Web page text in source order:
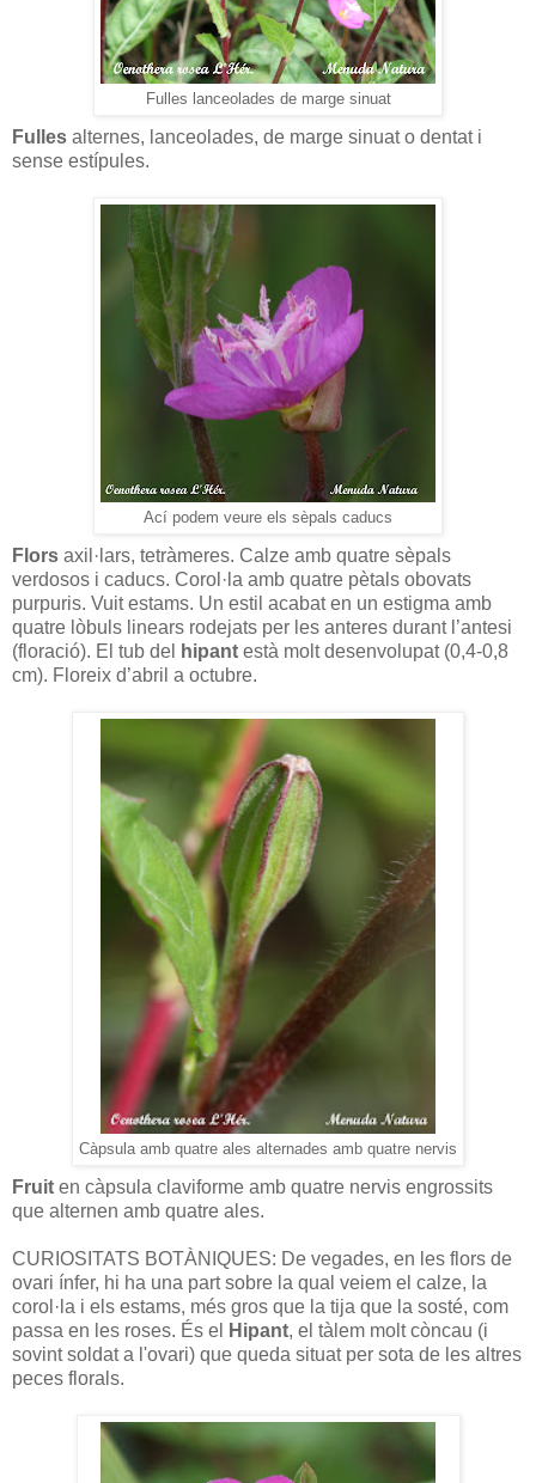
Fulles lanceolades de marge sinuat
Fulles alternes, lanceolades, de marge sinuat o dentat i
sense estípules.
Ací podem veure els sèpals caducs
Flors axil·lars, tetràmeres. Calze amb quatre sèpals
verdosos i caducs. Corol·la amb quatre pètals obovats
purpuris. Vuit estams. Un estil acabat en un estigma amb
quatre lòbuls linears rodejats per les anteres durant l’antesi
(floració). El tub del
hipant està molt desenvolupat (0,4-0,8
cm). Floreix d’abril a octubre.
Càpsula amb quatre ales alternades amb quatre nervis
Fruit en càpsula claviforme amb quatre nervis engrossits
que alternen amb quatre ales.
CURIOSITATS BOTÀNIQUES: De vegades, en les flors de
ovari ínfer, hi ha una part sobre la qual veiem el calze, la
corol·la i els estams, més gros que la tija que la sosté, com
passa en les roses. És el
Hipant, el tàlem molt còncau (i
sovint soldat a l'ovari) que queda situat per sota de les altres
peces florals.